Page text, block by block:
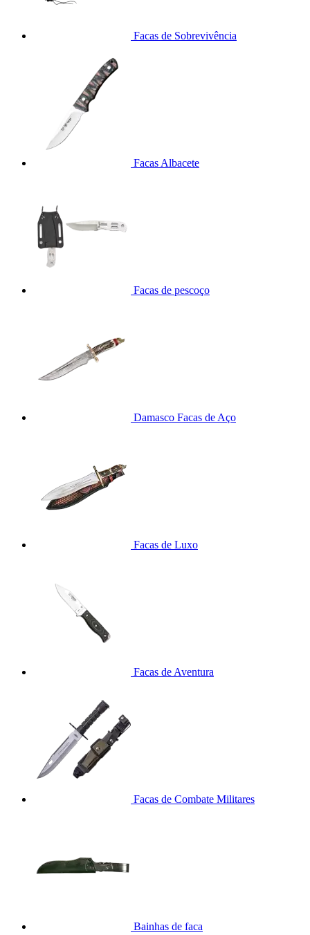
Facas de Sobrevivência
Facas Albacete
Facas de pescoço
Damasco Facas de Aço
Facas de Luxo
Facas de Aventura
Facas de Combate Militares
Bainhas de faca